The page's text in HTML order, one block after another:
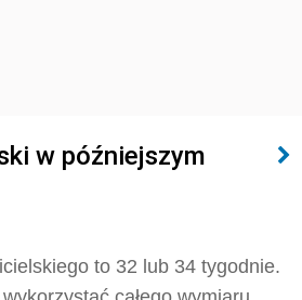
w późniejszym
to 32 lub 34 tygodnie.